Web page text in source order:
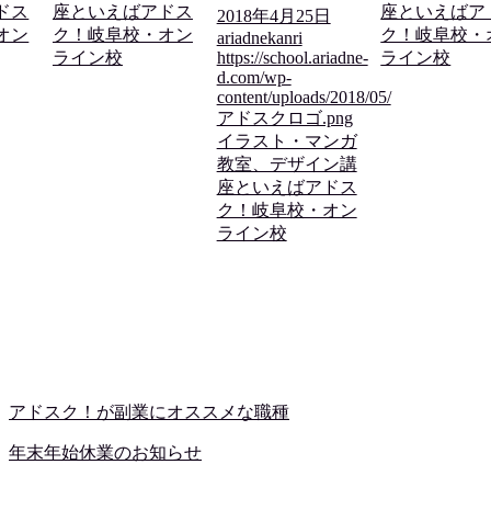
ス
ン
座といえばアドス
ク！岐阜校・オン
ライン校
2018年4月25日
ariadnekanri
https://school.ariadne-
d.com/wp-
content/uploads/2018/05/
アドスクロゴ.png
イラスト・マンガ
教室、デザイン講
座といえばアドス
ク！岐阜校・オン
ライン校
座といえばア
ク！岐阜校・
ライン校
アドスク！が副業にオススメな職種
年末年始休業のお知らせ